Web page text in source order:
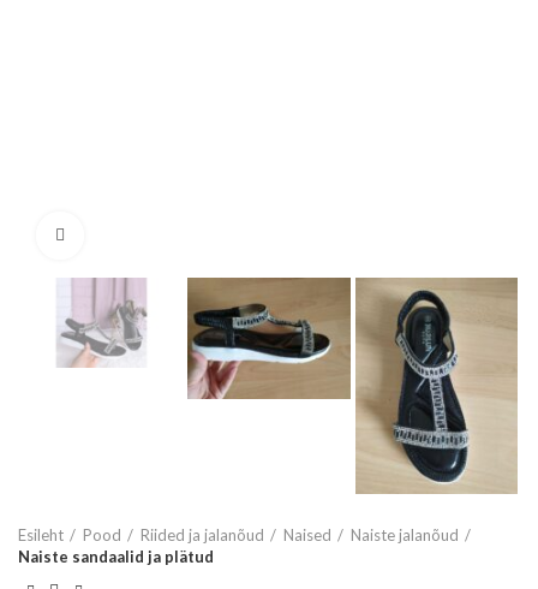
Esileht Pood Riided ja jalanõud Naised
Naiste jalanõud
Naiste sandaalid ja plätud